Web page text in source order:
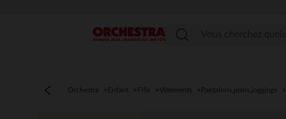
Menu
Orchestra Enfant Fille Vêtements Pantalons,jeans,joggings